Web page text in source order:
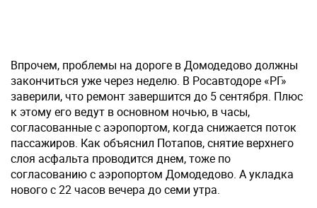
Впрочем, проблемы на дороге в Домодедово должны
закончиться уже через неделю. В Росавтодоре «РГ»
заверили, что ремонт завершится до 5 сентября. Плюс
к этому его ведут в основном ночью, в часы,
согласованные с аэропортом, когда снижается поток
пассажиров. Как объяснил Потапов, снятие верхнего
слоя асфальта проводится днем, тоже по
согласованию с аэропортом Домодедово. А укладка
нового с 22 часов вечера до семи утра.